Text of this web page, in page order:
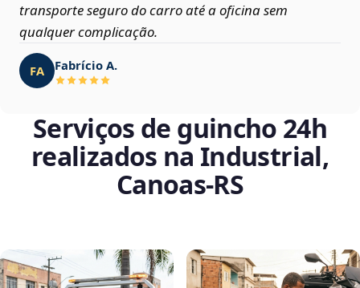
transporte seguro do carro até a oficina sem
qualquer complicação.
FA Fabrício A.
Serviços de guincho 24h
realizados na Industrial,
Canoas‑RS